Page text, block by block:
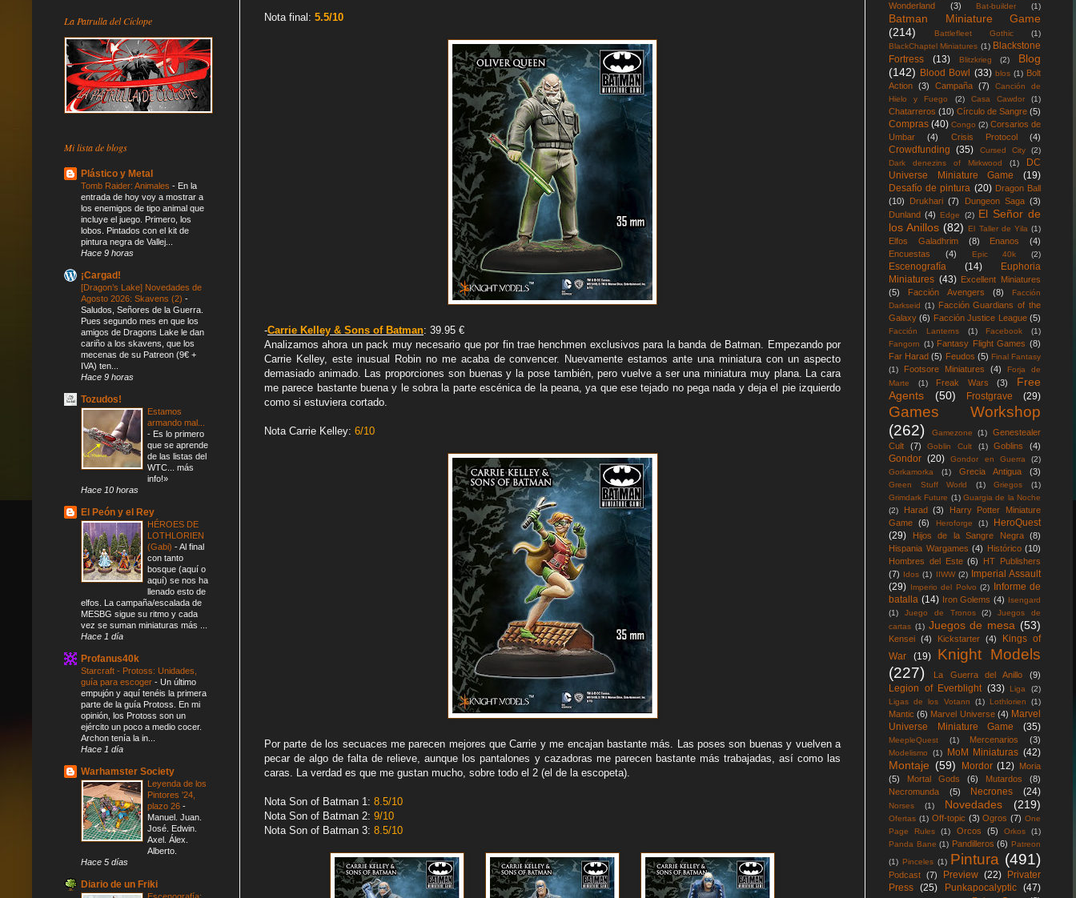
Nota final: 5.5/10
-Carrie Kelley & Sons of Batman: 39.95 €
Analizamos ahora un pack muy necesario que por fin trae henchmen exclusivos para la banda de Batman. Empezando por
Carrie Kelley, este inusual Robin no me acaba de convencer. Nuevamente estamos ante una miniatura con un aspecto
demasiado animado. Las proporciones son buenas y la pose también, pero vuelve a ser una miniatura muy plana. La cara
me parece bastante buena y le sobra la parte escénica de la peana, ya que ese tejado no pega nada y deja el pie izquierdo
como si estuviera cortado.
Nota Carrie Kelley: 6/10
Por parte de los secuaces me parecen mejores que Carrie y me encajan bastante más. Las poses son buenas y vuelven a
pecar de algo de falta de relieve, aunque los pantalones y cazadoras me parecen bastante más trabajadas, así como las
caras. La verdad es que me gustan mucho, sobre todo el 2 (el de la escopeta).
Nota Son of Batman 1: 8.5/10
Nota Son of Batman 2: 9/10
Nota Son of Batman 3: 8.5/10
La Patrulla del Cíclope
Mi lista de blogs
Plástico y Metal
Tomb Raider: Animales - En la
entrada de hoy voy a mostrar a
los enemigos de tipo animal que
incluye el juego. Primero, los
lobos. Pintados con el kit de
pintura negra de Vallej...
Hace 9 horas
¡Cargad!
[Dragon’s Lake] Novedades de
Agosto 2026: Skavens (2) -
Saludos, Señores de la Guerra.
Pues segundo mes en que los
amigos de Dragons Lake le dan
cariño a los skavens, que los
mecenas de su Patreon (9€ +
IVA) ten...
Hace 9 horas
Tozudos!
Estamos
armando mal...
- Es lo primero
que se aprende
de las listas del
WTC... más
info!»
Hace 10 horas
El Peón y el Rey
HÉROES DE
LOTHLORIEN
(Gabi) -Al final
con tanto
bosque (aquí o
aquí) se nos ha
llenado esto de
elfos. La campaña/escalada de
MESBG sigue su ritmo y cada
vez se suman miniaturas más ...
Hace 1 día
Profanus40k
Starcraft - Protoss: Unidades,
guía para escoger - Un último
empujón y aquí tenéis la primera
parte de la guía Protoss. En mi
opinión, los Protoss son un
ejército un poco a medio cocer.
Archon tenía la in...
Hace 1 día
Warhamster Society
Leyenda de los
Pintores '24,
plazo 26 -
Manuel. Juan.
José. Edwin.
Axel. Álex.
Alberto.
Hace 5 días
Diario de un Friki
Wonderland
(3) Bat-builder (1)
Batman Miniature Game
(214)
Battlefleet Gothic
(1)
BlackChaptel Miniatures (1) Blackstone
Fortress
(13) Blitzkrieg (2)
Blog
(142) Blood Bowl (33) blos (1) Bolt
Action (3) Campaña (7)
Canción de
Hielo y Fuego
(2) Casa Cawdor (1)
Chatarreros (10) Círculo de Sangre (5)
Compras (40) Congo (2) Corsarios de
Umbar
(4) Crisis Protocol (4)
Crowdfunding (35) Cursed City
(2)
Dark denezins of Mirkwood
(1)
DC
Universe Miniature Game
(19)
Desafío de pintura (20) Dragon Ball
(10)
Drukhari (7) Dungeon Saga (3)
Dunland (4) Edge (2) El Señor de
los Anillos (82) El Taller de Yila (1)
Elfos Galadhrim (8) Enanos
(4)
Encuestas
(4) Epic 40k (2)
Escenografía (14)
Euphoria
Miniatures (43) Excellent Miniatures
(5)
Facción Avengers (8)
Facción
Darkseid (1) Facción Guardians of the
Galaxy (6) Facción Justice League (5)
Facción Lanterns (1) Facebook
(1)
Fangorn (1) Fantasy Flight Games (8)
Far Harad (5) Feudos (5) Final Fantasy
(1)
Footsore Miniatures (4)
Forja de
Marte
(1) Freak Wars (3)
Free
Agents
(50) Frostgrave (29)
Games Workshop
(262)
Gamezone (1)
Genestealer
Cult
(7) Goblin Cult (1) Goblins (4)
Gondor (20) Gondor en Guerra
(2)
Gorkamorka
(1) Grecia Antigua (3)
Green Stuff World (1) Griegos
(1)
Grimdark Future (1) Guargia de la Noche
(2)
Harad (3)
Harry Potter Miniature
Game
(6) Heroforge (1)
HeroQuest
(29)
Hijos de la Sangre Negra
(8)
Hispania Wargames (4) Histórico (10)
Hombres del Este (6)
HT Publishers
(7) Idos (1) IIWW (2)
Imperial Assault
(29) Imperio del Polvo (2)
Informe de
batalla (14) Iron Golems (4) Isengard
(1)
Juego de Tronos (2)
Juegos de
cartas (1) Juegos de mesa (53)
Kensei (4) Kickstarter (4)
Kings of
War
(19)
Knight Models
(227)
La Guerra del Anillo (9)
Legion of Everblight (33) Liga
(2)
Ligas de los Votann
(1) Lothlorien (1)
Mantic (6) Marvel Universe (4) Marvel
Universe Miniature Game
(35)
MeepleQuest (1) Mercenarios (3)
Modelismo (1) MoM Miniaturas (42)
Montaje (59) Mordor (12) Moria
(5)
Mortal Gods (6) Mutardos
(8)
Necromunda
(5) Necrones (24)
Norses (1) Novedades (219)
Ofertas (1) Off-topic (3) Ogros (7) One
Page Rules
(1) Orcos (5) Orkos
(1)
Panda Bane (1) Pandilleros (6) Patreon
(1) Pinceles (1) Pintura (491)
Podcast (7) Preview (22)
Privater
Press (25) Punkapocalyptic (47)